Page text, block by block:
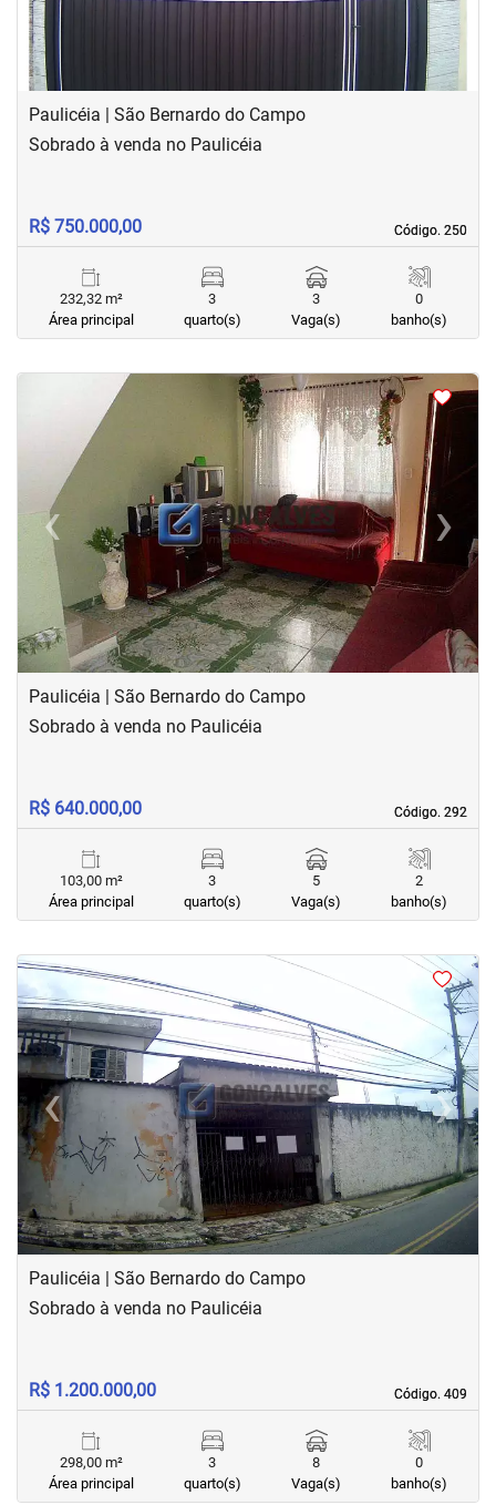
Paulicéia | São Bernardo do Campo
Código. 250
Código. 250
Sobrado à venda no Paulicéia
R$ 750.000,00
232,32 m²
Área principal
3
quarto(s)
3
Vaga(s)
0
banho(s)
‹Previous ›Next
Paulicéia | São Bernardo do Campo
Código. 292
Código. 292
Sobrado à venda no Paulicéia
R$ 640.000,00
103,00 m²
Área principal
3
quarto(s)
5
Vaga(s)
2
banho(s)
<<<<
‹Previous ›Next
Paulicéia | São Bernardo do Campo
Código. 409
Código. 409
Sobrado à venda no Paulicéia
R$ 1.200.000,00
298,00 m²
Área principal
3
quarto(s)
8
Vaga(s)
0
banho(s)